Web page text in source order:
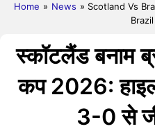
Home » News » Scotland Vs
स्कॉटलैंड बनाम
कप 2026:
3-0 से